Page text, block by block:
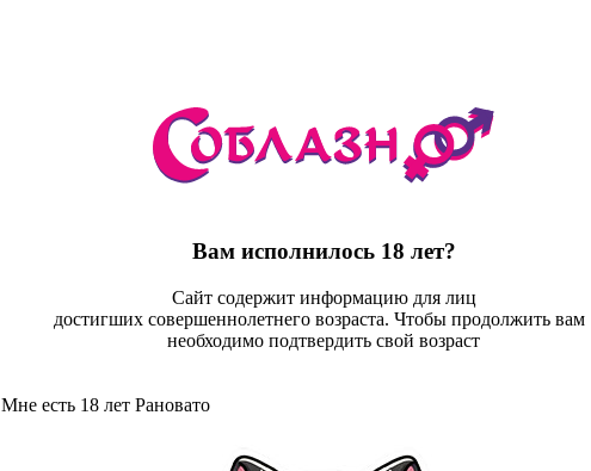
Вам исполнилось 18 лет?
Сайт содержит информацию для лиц
достигших совершеннолетнего возраста. Чтобы продолжить вам
необходимо подтвердить свой возраст
Мне есть 18 лет Рановато